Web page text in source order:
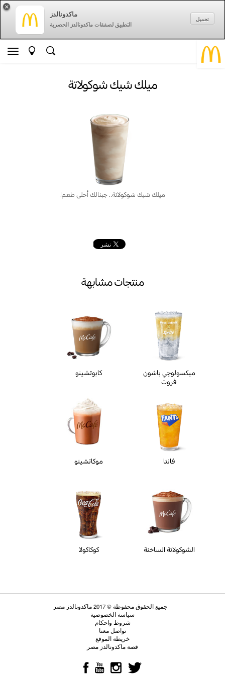
ماكدونالدز
التطبيق لصفقات ماكدونالدز الحصرية
تحميل
×
ميلك شيك شوكولاتة
ميلك شيك شوكولاتة.. جبنالك أحلى طعم!
منتجات مشابهة
ميكسولوچي باشون
فروت
كابوتشينو
فانتا موكاتشينو
الشوكولاتة الساخنة كوكاكولا
سياسة الخصوصية
شروط واحكام
تواصل معنا
خريطة الموقع
قصة ماكدونالدز مصر